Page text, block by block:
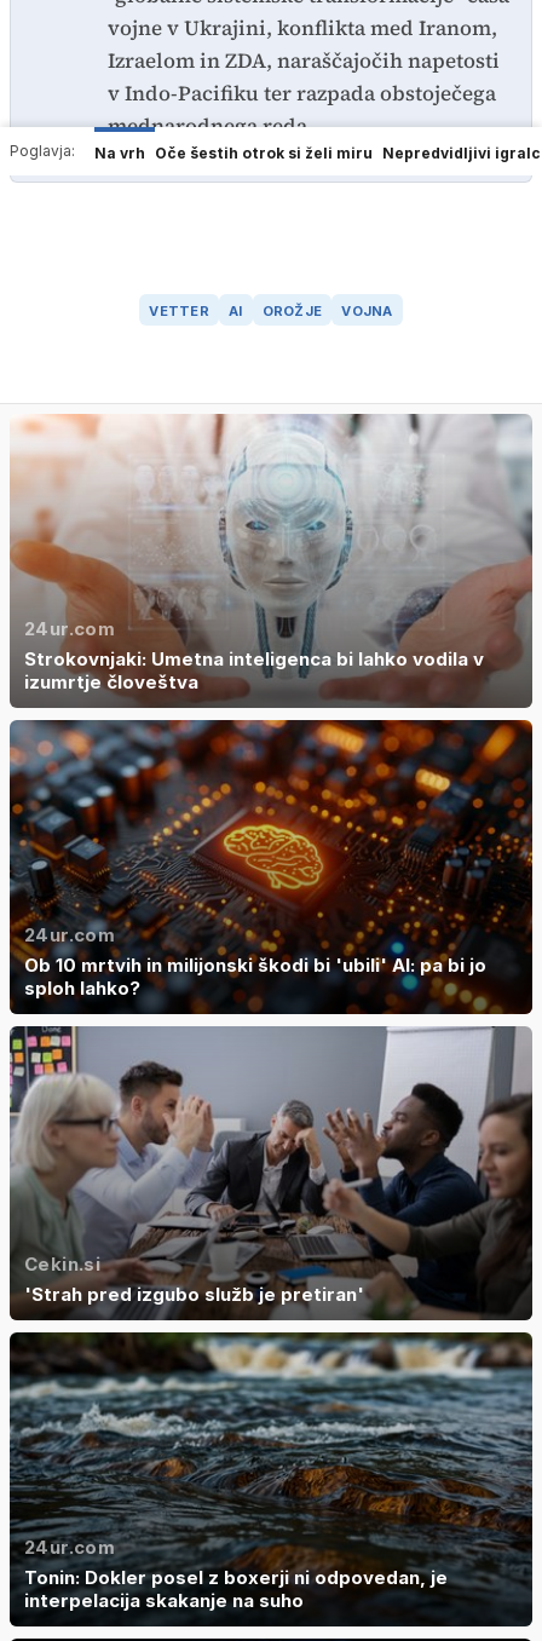
vojne v Ukrajini, konflikta med Iranom,
Izraelom in ZDA, naraščajočih napetosti
v Indo-Pacifiku ter razpada obstoječega
mednarodnega reda.
Poglavja: Na vrh Oče šestih otrok si želi miru Nepredvidljivi
VETTER AI OROŽJE VOJNA
24ur.com
Strokovnjaki: Umetna inteligenca bi lahko vodila v
izumrtje človeštva
24ur.com
Ob 10 mrtvih in milijonski škodi bi 'ubili' AI: pa bi jo
sploh lahko?
Cekin.si
'Strah pred izgubo služb je pretiran'
24ur.com
Tonin: Dokler posel z boxerji ni odpovedan, je
interpelacija skakanje na suho